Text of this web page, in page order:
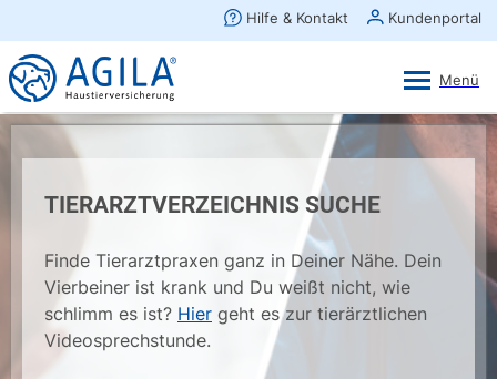
TIERARZTVERZEICHNIS SUCHE
Finde Tierarztpraxen ganz in Deiner Nähe. Dein
Vierbeiner ist krank und Du weißt nicht, wie
schlimm es ist? Hier geht es zur tierärztlichen
Videosprechstunde.
×
AGILA Kunden-App
Gratis - Im Play Store laden
Ansehen